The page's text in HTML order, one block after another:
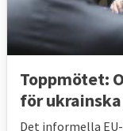
Toppmötet:
för
Det informella